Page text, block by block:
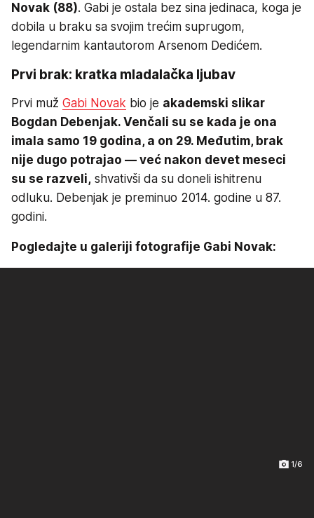
Novak (88). Gabi je ostala bez sina jedinaca, koga je
dobila u braku sa svojim trećim suprugom,
legendarnim kantautorom Arsenom Dedićem.
Prvi brak: kratka mladalačka ljubav
Prvi muž Gabi Novak bio je akademski slikar
Bogdan Debenjak. Venčali su se kada je ona
imala samo 19 godina, a on 29. Međutim, brak
nije dugo potrajao — već nakon devet meseci
su se razveli, shvativši da su doneli ishitrenu
odluku. Debenjak je preminuo 2014. godine u 87.
godini.
Pogledajte u galeriji fotografije Gabi Novak:
1/6